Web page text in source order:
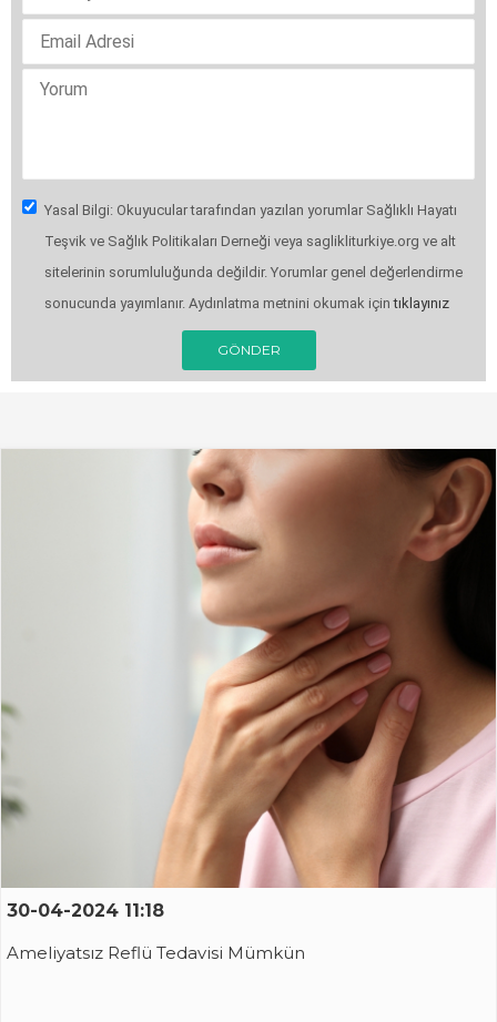
Yasal Bilgi: Okuyucular tarafından yazılan yorumlar Sağlıklı Hayatı
Teşvik ve Sağlık Politikaları Derneği veya saglikliturkiye.org ve alt
sitelerinin sorumluluğunda değildir. Yorumlar genel değerlendirme
sonucunda yayımlanır. Aydınlatma metnini okumak içintıklayınız
GÖNDER
30-04-2024 11:18
Ameliyatsız Reflü Tedavisi Mümkün